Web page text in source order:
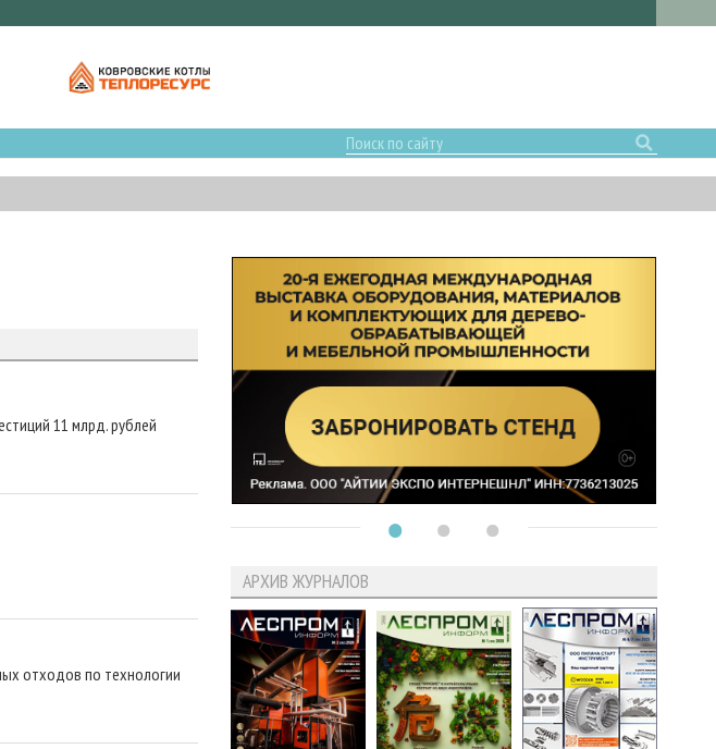
11 млрд. рублей
отходов по технологии
АРХИВ ЖУРНАЛОВ